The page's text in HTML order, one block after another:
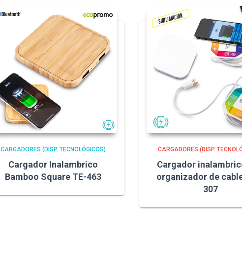
CARGADORES (DISP. TECNOLÓGICOS)
Cargador Inalambrico
Bamboo Square TE-463
CARGADORES (DISP.
Cargador
organizador de
307